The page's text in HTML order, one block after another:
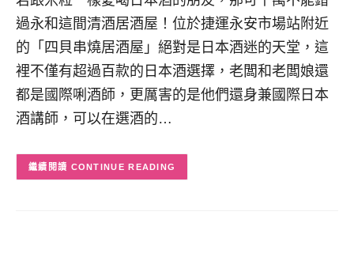
過永和這間清酒居酒屋！位於捷運永安市場站附近
的「四貝串燒居酒屋」絕對是日本酒迷的天堂，這
裡不僅有超過百款的日本酒選擇，老闆和老闆娘還
都是國際唎酒師，更厲害的是他們還身兼國際日本
酒講師，可以在選酒的…
CONTINUE READING